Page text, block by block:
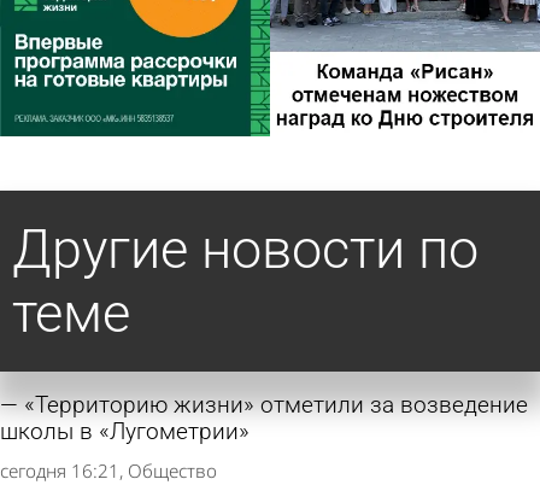
Другие новости по
теме
«Территорию жизни» отметили за возведение
школы в «Лугометрии»
сегодня 16:21 Общество